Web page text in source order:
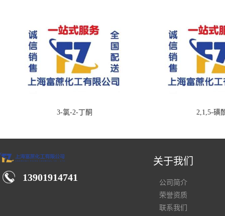
3-氯-2-丁酮 2,1,5-磺
13901914741
关于我们
公司简介
荣誉资质
联系我们